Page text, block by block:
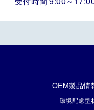
OEM製品情
環境配慮型